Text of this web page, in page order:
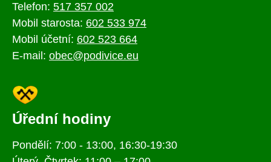
Telefon: 517 357 002
Mobil starosta: 602 533 974
Mobil účetní: 602 523 664
E-mail: obec@podivice.eu
Úřední hodiny
Pondělí: 7:00 - 13:00, 16:30-19:30